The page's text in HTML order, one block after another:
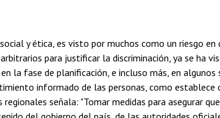
y ética, es visto por muchos como un riesgo
para justificar la discriminación, ya se ha
la fase de planificación, e incluso más, en
informado de las personas, como
señala: "Tomar medidas para asegurar